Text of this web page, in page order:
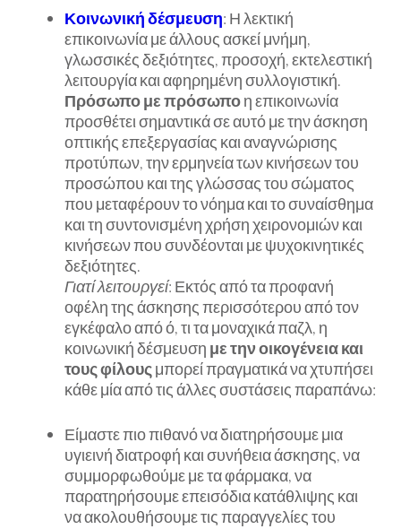
Κοινωνική δέσμευση: Η λεκτική
επικοινωνία με άλλους ασκεί μνήμη,
γλωσσικές δεξιότητες, προσοχή, εκτελεστική
λειτουργία και αφηρημένη συλλογιστική.
Πρόσωπο με πρόσωποη επικοινωνία
προσθέτει σημαντικά σε αυτό με την άσκηση
οπτικής επεξεργασίας και αναγνώρισης
προτύπων, την ερμηνεία των κινήσεων του
προσώπου και της γλώσσας του σώματος
που μεταφέρουν το νόημα και το συναίσθημα
και τη συντονισμένη χρήση χειρονομιών και
κινήσεων που συνδέονται με ψυχοκινητικές
δεξιότητες.
Γιατί λειτουργεί: Εκτός από τα προφανή
οφέλη της άσκησης περισσότερου από τον
εγκέφαλο από ό, τι τα μοναχικά παζλ, η
κοινωνική δέσμευση με την οικογένεια και
τους φίλουςμπορεί πραγματικά να χτυπήσει
κάθε μία από τις άλλες συστάσεις παραπάνω:
Είμαστε πιο πιθανό να διατηρήσουμε μια
υγιεινή διατροφή και συνήθεια άσκησης, να
συμμορφωθούμε με τα φάρμακα, να
παρατηρήσουμε επεισόδια κατάθλιψης και
να ακολουθήσουμε τις παραγγελίες του